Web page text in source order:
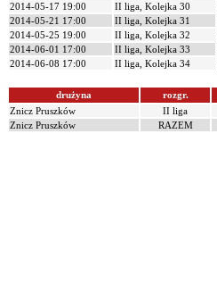
2014-05-17 19:00
II liga, Kolejka 30
2014-05-21 17:00
II liga, Kolejka 31
2014-05-25 19:00
II liga, Kolejka 32
2014-06-01 17:00
II liga, Kolejka 33
2014-06-08 17:00
II liga, Kolejka 34
drużyna rozgr.
Znicz Pruszków
II liga
Znicz Pruszków
RAZEM